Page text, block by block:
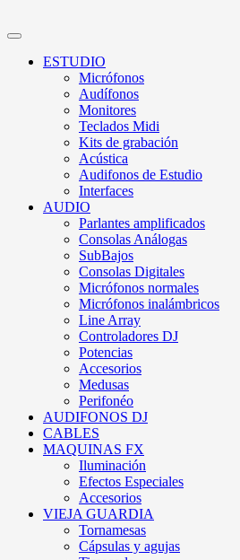
ESTUDIO
Micrófonos
Audífonos
Monitores
Teclados Midi
Kits de grabación
Acústica
Audifonos de Estudio
Interfaces
AUDIO
Parlantes amplificados
Consolas Análogas
SubBajos
Consolas Digitales
Micrófonos normales
Micrófonos inalámbricos
Line Array
Controladores DJ
Potencias
Accesorios
Medusas
Perifonéo
AUDIFONOS DJ
CABLES
MAQUINAS FX
Iluminación
Efectos Especiales
Accesorios
VIEJA GUARDIA
Tornamesas
Cápsulas y agujas